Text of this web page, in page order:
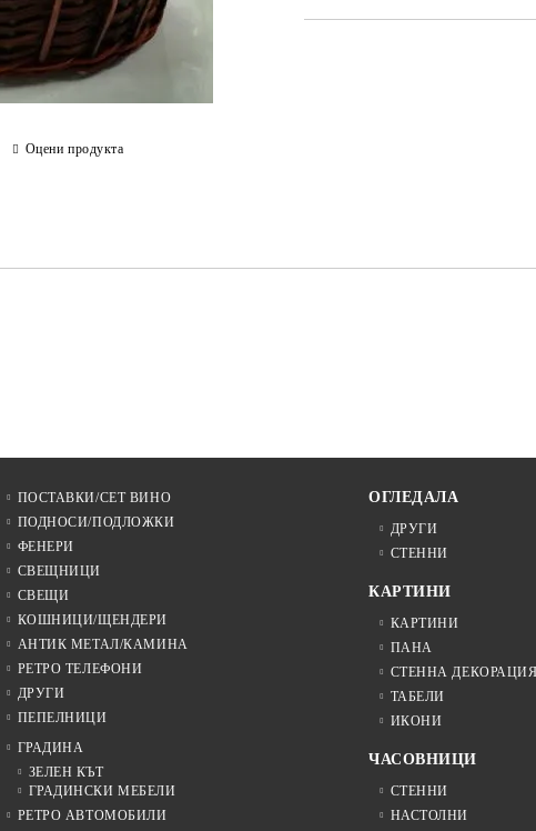
Оцени продукта
ПОСТАВКИ/СЕТ ВИНО
ПОДНОСИ/ПОДЛОЖКИ
ФЕНЕРИ
СВЕЩНИЦИ
СВЕЩИ
КОШНИЦИ/ЩЕНДЕРИ
АНТИК МЕТАЛ/КАМИНА
РЕТРО ТЕЛЕФОНИ
ДРУГИ
ПЕПЕЛНИЦИ
ГРАДИНА
ЗЕЛЕН КЪТ
ГРАДИНСКИ МЕБЕЛИ
РЕТРО АВТОМОБИЛИ
ОГЛЕДАЛА
ДРУГИ
СТЕННИ
КАРТИНИ
КАРТИНИ
ПАНА
СТЕННА ДЕКОРАЦИЯ
ТАБЕЛИ
ИКОНИ
ЧАСОВНИЦИ
СТЕННИ
НАСТОЛНИ